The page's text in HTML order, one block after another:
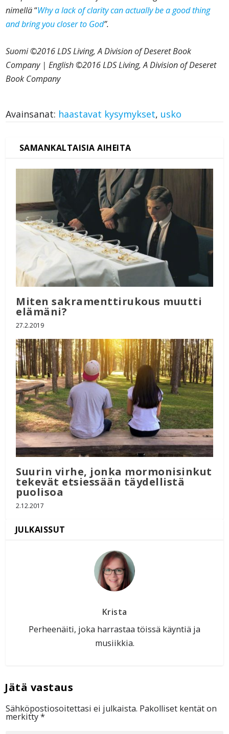
nimellä“Why a lack of clarity can actually be a good thing
and bring you closer to God”.
Suomi ©2016 LDS Living, A Division of Deseret Book
Company | English ©2016 LDS Living, A Division of Deseret
Book Company
Avainsanat: haastavat kysymykset, usko
Miten sakramenttirukous muutti
elämäni?
27.2.2019
Suurin virhe, jonka mormonisinkut
tekevät etsiessään täydellistä
puolisoa
2.12.2017
Krista
Perheenäiti, joka harrastaa töissä käyntiä ja
musiikkia.
Sähköpostiosoitettasi ei julkaista. Pakolliset kentät on
merkitty*